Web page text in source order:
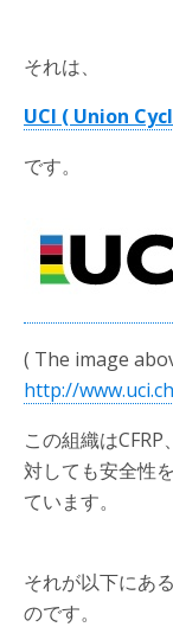
それは、
UCI ( Union
です。
( The image
http://
この組織は
対しても安全性
ています。
それが以下にあ
のです。